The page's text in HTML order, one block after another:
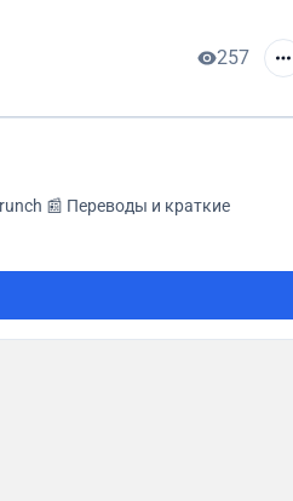
257
📰 Переводы и краткие